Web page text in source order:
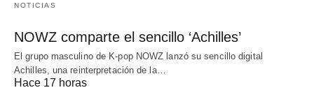
NOTICIAS
NOWZ comparte el sencillo ‘Achilles’
El grupo masculino de K-pop NOWZ lanzó su sencillo digital
Achilles, una reinterpretación de la…
Hace 17 horas